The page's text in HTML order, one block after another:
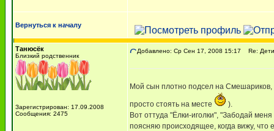
Вернуться к началу
Танюсёк
Близкий родственник
Зарегистрирован: 17.09.2008
Сообщения: 2475
Добавлено: Ср Сен 17, 2008 15:17 Re:
Мой сын плотно подсел на
просто стоять на месте
).
Вот оттуда "Ёлки-иголки", "Забодай
поясняю происходящее, когда вижу, что